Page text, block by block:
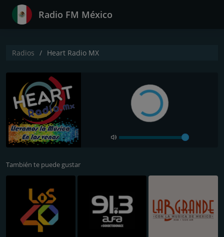
Radio FM México
Radios Heart Radio MX
También te puede gustar